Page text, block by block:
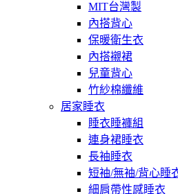
MIT台灣製
內搭背心
保暖衛生衣
內搭襯裙
兒童背心
竹紗棉纖維
居家睡衣
睡衣睡褲組
連身裙睡衣
長袖睡衣
短袖/無袖/背心睡
細肩帶性感睡衣